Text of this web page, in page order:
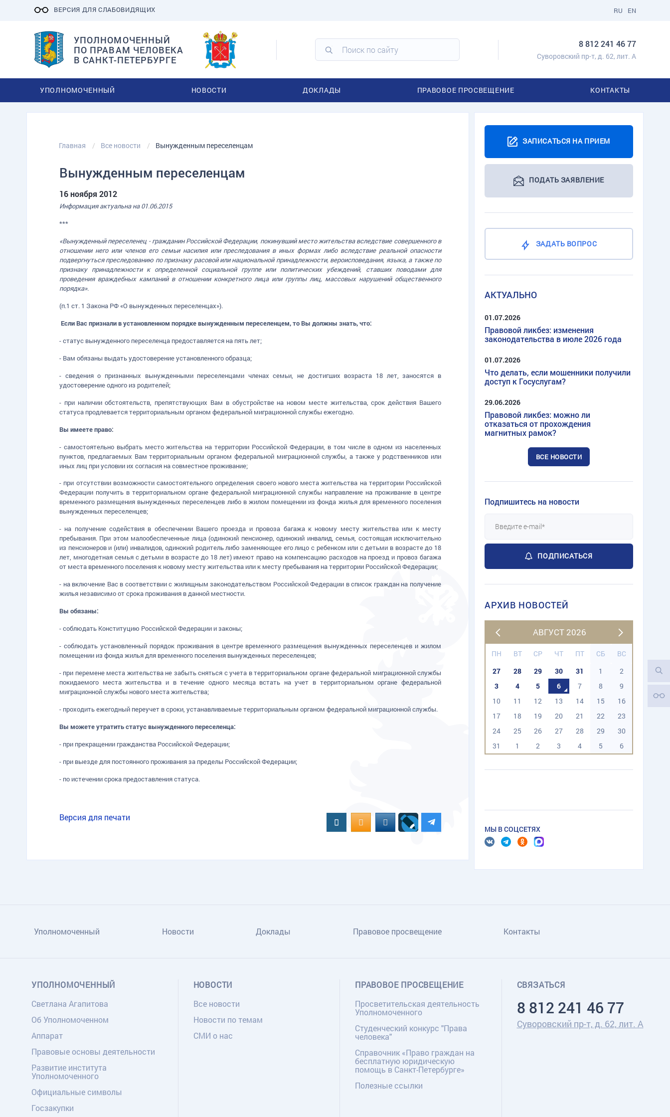
ВЕРСИЯ ДЛЯ СЛАБОВИДЯЩИХ EN
RU
УПОЛНОМОЧЕННЫЙ
ПО ПРАВАМ ЧЕЛОВЕКА
В САНКТ-ПЕТЕРБУРГЕ
8 812 241 46 77
Суворовский пр-т, д. 62, лит. А
УПОЛНОМОЧЕННЫЙ НОВОСТИ ДОКЛАДЫ ПРАВОВОЕ ПРОСВЕЩЕНИЕ КОНТАКТЫ
Главная Все новости Вынужденным переселенцам
Вынужденным переселенцам
16 ноября 2012
Информация актуальна на 01.06.2015
***
«Вынужденный переселенец - гражданин Российской Федерации, покинувший место жительства вследствие совершенного в
отношении него или членов его семьи насилия или преследования в иных формах либо вследствие реальной опасности
подвергнуться преследованию по признаку расовой или национальной принадлежности, вероисповедания, языка, а также по
признаку принадлежности к определенной социальной группе или политических убеждений, ставших поводами для
проведения враждебных кампаний в отношении конкретного лица или группы лиц, массовых нарушений общественного
порядка».
(п.1 ст. 1 Закона РФ «О вынужденных переселенцах»).
Если Вас признали в установленном порядке вынужденным переселенцем, то Вы должны знать, что:
- статус вынужденного переселенца предоставляется на пять лет;
- Вам обязаны выдать удостоверение установленного образца;
- сведения о признанных вынужденными переселенцами членах семьи, не достигших возраста 18 лет, заносятся в
удостоверение одного из родителей;
- при наличии обстоятельств, препятствующих Вам в обустройстве на новом месте жительства, срок действия Вашего
статуса продлевается территориальным органом федеральной миграционной службы ежегодно.
Вы имеете право:
- самостоятельно выбрать место жительства на территории Российской Федерации, в том числе в одном из населенных
пунктов, предлагаемых Вам территориальным органом федеральной миграционной службы, а также у родственников или
иных лиц при условии их согласия на совместное проживание;
- при отсутствии возможности самостоятельного определения своего нового места жительства на территории Российской
Федерации получить в территориальном органе федеральной миграционной службы направление на проживание в центре
временного размещения вынужденных переселенцев либо в жилом помещении из фонда жилья для временного поселения
вынужденных переселенцев;
- на получение содействия в обеспечении Вашего проезда и провоза багажа к новому месту жительства или к месту
пребывания. При этом малообеспеченные лица (одинокий пенсионер, одинокий инвалид, семья, состоящая исключительно
из пенсионеров и (или) инвалидов, одинокий родитель либо заменяющее его лицо с ребенком или с детьми в возрасте до 18
лет, многодетная семья с детьми в возрасте до 18 лет) имеют право на компенсацию расходов на проезд и провоз багажа
от места временного поселения к новому месту жительства или к месту пребывания на территории Российской Федерации;
- на включение Вас в соответствии с жилищным законодательством Российской Федерации в список граждан на получение
жилья независимо от срока проживания в данной местности.
Вы обязаны:
- соблюдать Конституцию Российской Федерации и законы;
- соблюдать установленный порядок проживания в центре временного размещения вынужденных переселенцев и жилом
помещении из фонда жилья для временного поселения вынужденных переселенцев;
- при перемене места жительства не забыть сняться с учета в территориальном органе федеральной миграционной службы
покидаемого места жительства и в течение одного месяца встать на учет в территориальном органе федеральной
миграционной службы нового места жительства;
- проходить ежегодный переучет в сроки, устанавливаемые территориальным органом федеральной миграционной службы.
Вы можете утратить статус вынужденного переселенца:
- при прекращении гражданства Российской Федерации;
- при выезде для постоянного проживания за пределы Российской Федерации;
- по истечении срока предоставления статуса.
Версия для печати ВконтактеOK.RUMAIL.RU
ЗАПИСАТЬСЯ НА ПРИЕМ
ПОДАТЬ ЗАЯВЛЕНИЕ
ЗАДАТЬ ВОПРОС
АКТУАЛЬНО
01.07.2026
Правовой ликбез: изменения
законодательства в июле 2026 года
01.07.2026
Что делать, если мошенники получили
доступ к Госуслугам?
29.06.2026
Правовой ликбез: можно ли
отказаться от прохождения
магнитных рамок?
ВСЕ НОВОСТИ
Подпишитесь на новости
ПОДПИСАТЬСЯ
АРХИВ НОВОСТЕЙ
АВГУСТ 2026
ПН ВТ СР ЧТ ПТ СБ
ВС
27
28 29 30 31 1
2
3
4 5 6 7 8
9
10
11 12 13 14 15
16
17
18 19 20 21 22
23
24
25 26 27 28 29
30
31
1 2 3 4 5 6
МЫ В СОЦСЕТЯХ
Уполномоченный Новости Доклады Правовое просвещение Контакты
СВЯЗАТЬСЯ
8 812 241 46 77
Суворовский пр-т, д. 62, лит. А
УПОЛНОМОЧЕННЫЙ
Светлана Агапитова
Об Уполномоченном
Аппарат
Правовые основы деятельности
Развитие института
Уполномоченного
Официальные символы
Госзакупки
НОВОСТИ
Все новости
Новости по темам
СМИ о нас
ПРАВОВОЕ ПРОСВЕЩЕНИЕ
Просветительская деятельность
Уполномоченного
Студенческий конкурс "Права
человека"
Справочник «Право граждан на
бесплатную юридическую
помощь в Санкт-Петербурге»
Полезные ссылки